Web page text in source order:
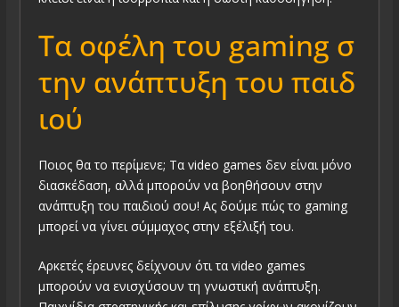
Τα οφέλη του gaming σ
την ανάπτυξη του παιδ
ιού
Ποιος θα το περίμενε; Τα video games δεν είναι μόνο
διασκέδαση, αλλά μπορούν να βοηθήσουν στην
ανάπτυξη του παιδιού σου! Ας δούμε πώς το gaming
μπορεί να γίνει σύμμαχος στην εξέλιξή του.
Αρκετές έρευνες δείχνουν ότι τα video games
μπορούν να ενισχύσουν τη γνωστική ανάπτυξη.